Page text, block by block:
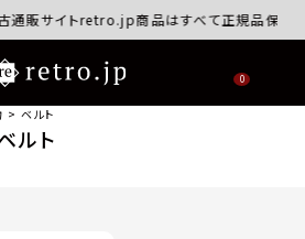
トretro.jp商品はすべて正規品保証・返品可能
0
ベルト
ルト